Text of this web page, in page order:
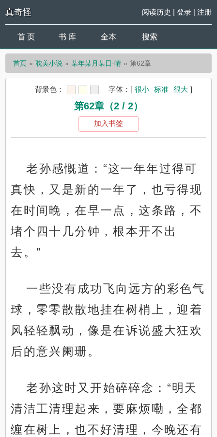
真奇怪 阅读历史 | 登录| 注册
首 页 书 库 全本 搜索
首页 耽美小说 某年某月某日·晴 第62章
背景色： 字体： [ 很小 标准 很大 ]
第62章（2 / 2）
加入书签
老孙感慨道：“这一年年过得可
真快，又是新的一年了，也亏得现
在时间晚，在早一点，这条路，不
堵个四十几分钟，根本开不出
去。”
一些没有成功飞向远方的彩色气
球，零零散散地挂在树梢上，迎着
风轻轻飘动，像是在诉说盛大狂欢
后的意兴阑珊。
老孙这时又开始碎碎念：“明天
清洁工清理起来，要麻烦嘞，全都
缠在树上，也不好清理，今晚还有